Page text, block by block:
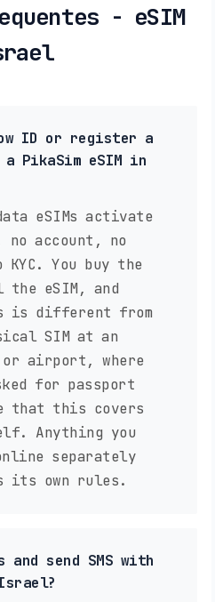
- eSIM
ID or register a
PikaSim eSIM in
eSIMs activate
account, no
You buy the
eSIM, and
is different from
SIM at an
airport, where
for passport
that this covers
Anything you
separately
own rules.
send SMS with